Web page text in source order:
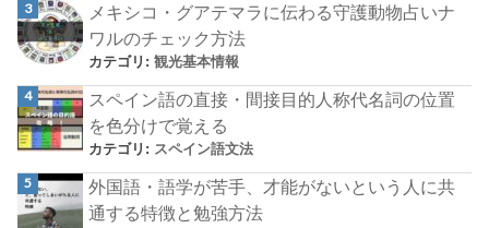
メキシコ・グアテマラに伝わる守護動物占いナ
ワルのチェック方法
カテゴリ:観光基本情報
スペイン語の直接・間接目的人称代名詞の位置
を色分けで覚える
カテゴリ: スペイン語文法
外国語・語学が苦手、才能がないという人に共
通する特徴と勉強方法